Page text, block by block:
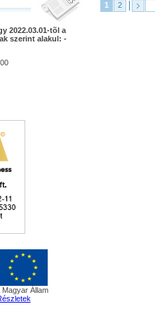
2022.03.01-tõl a
szerint alakul: -
Állam
1 2